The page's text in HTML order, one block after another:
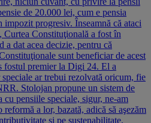
de 20.000 lei, cum e pensia
progresiv. Înseamnă că ataci
Constituţională a fost în
a dat acea decizie, pentru că
sunt beneficiar de acest
fostul premier la Digi 24. El a
ar trebui rezolvată oricum, fie
Stolojan propune un sistem de
pensiile speciale, sigur, ne-am
a lor, bazată, adică să aşezăm
şi pe sustenabilitate.